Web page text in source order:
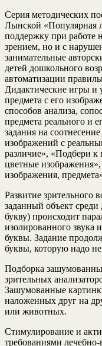
Серия методических
Лынской «Популярная
поддержку при работе
зрением, но и с
занимательные
детей дошкольного
автоматизации
Дидактические игры и
предмета с его
способов анализа,
предмета реального и
задания на
изображений с
различие», «Подбери к
цветные
изображения,
Развитие зрительного
заданный объект
букву) происходит
изолированного звука
буквы. Задание
буквы, которую надо
Подборка
зрительных
Зашумованные
наложенных друг на
или животных.
Стимулирование и
требованиями